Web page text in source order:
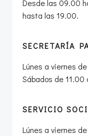
Desde las 09.00
hasta las 19.00.
SECRETARÍA
Lúnes a viernes
Sábados de 11.00
SERVICIO
Lúnes a viernes